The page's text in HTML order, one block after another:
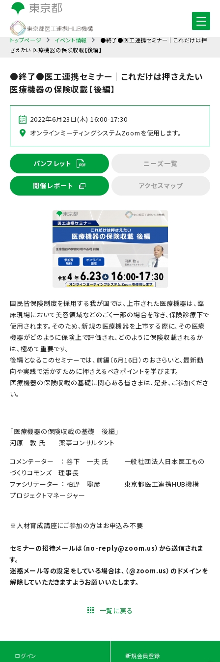
トップページ イベント情報
●終了●医工連携セミナー｜これだけは押
さえたい 医療機器の保険収載【後編】
●終了●医工連携セミナー｜これだけは押さえたい
医療機器の保険収載【後編】
2022年6月23日(木) 16:00-17:30
オンラインミーティングシステムZoomを使用します。
パンフレット ニーズ一覧
開催レポート アクセスマップ
国民皆保険制度を採用する我が国では、上市された医療機器は、臨
床現場において美容領域などのごく一部の場合を除き、保険診療下で
使用されます。そのため、新規の医療機器を上市する際に、その医療
機器がどのように保険上で評価され、どのように保険収載されるか
は、極めて重要です。
後編となるこのセミナーでは、前編（6月16日）のおさらいと、最新動
向や実践で活かすために押さえるべきポイントを学びます。
医療機器の保険収載の基礎に関心ある皆さまは、是非、ご参加くださ
い。
「医療機器の保険収載の基礎 後編」
河原 敦 氏 薬事コンサルタント
コメンテーター ： 谷下 一夫 氏 一般社団法人日本医工もの
づくりコモンズ 理事長
ファシリテーター ： 柏野 聡彦 東京都医工連携HUB機構
プロジェクトマネージャー
※人材育成講座にご参加の方はお申込み不要
セミナーの招待メールは（no-reply@zoom.us）から送信されま
す。
迷惑メール等の設定をしている場合は、（@zoom.us）のドメインを
解除していただきますようお願いいたします。
一覧に戻る
ログイン 新規会員登録